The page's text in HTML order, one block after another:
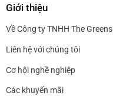
Giới thiệu
Về Công ty TNHH The Greens
Liên hệ với chúng tôi
Cơ hội nghề nghiệp
Các khuyến mãi